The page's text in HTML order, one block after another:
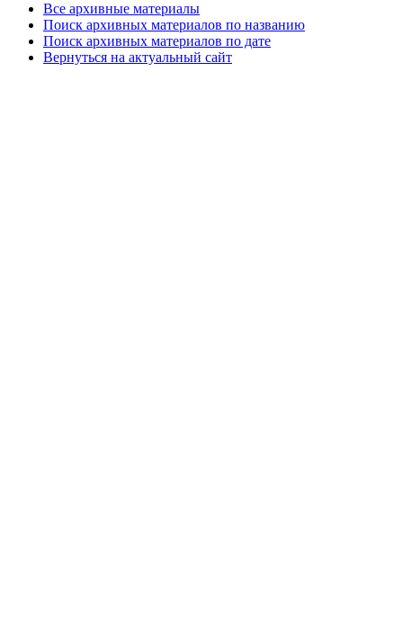
Все архивные материалы
Поиск архивных материалов по названию
Поиск архивных материалов по дате
Вернуться на актуальный сайт